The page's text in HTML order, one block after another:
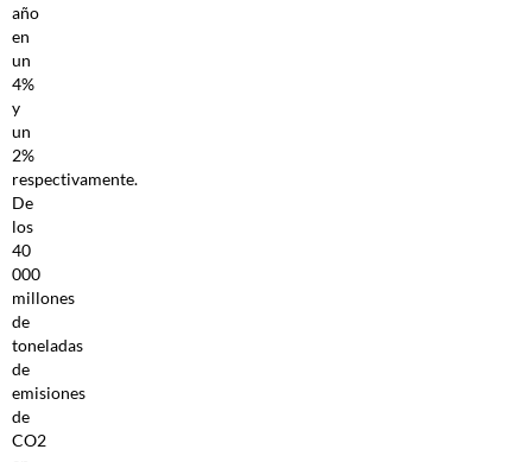
año
en
un
4%
y
un
2%
respectivamente.
De
los
40
000
millones
de
toneladas
de
emisiones
de
CO2